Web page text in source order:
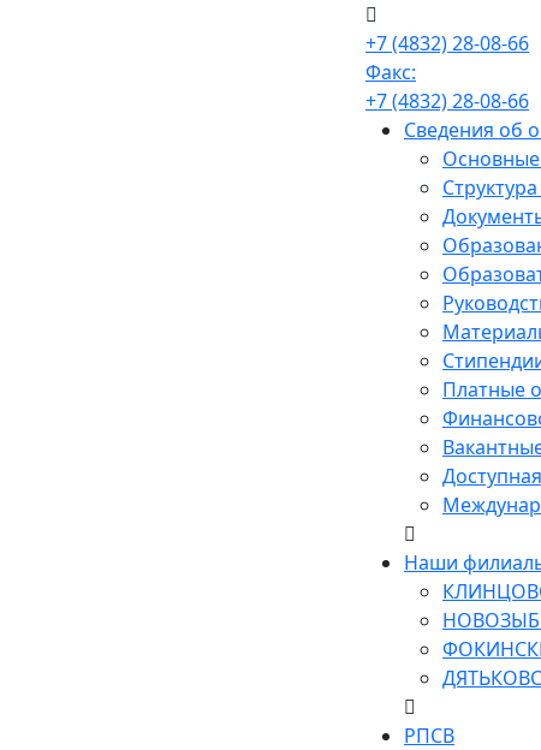
+7 (4832) 28-08-66
Факс:
+7 (4832) 28-08-66
Сведения об
Основные
Платные
Наши
РПСВ